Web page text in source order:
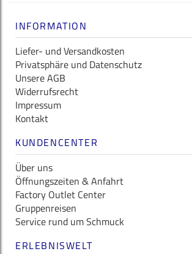
INFORMATION
Liefer- und Versandkosten
Privatsphäre und Datenschutz
Unsere AGB
Widerrufsrecht
Impressum
Kontakt
KUNDENCENTER
Über uns
Öffnungszeiten & Anfahrt
Factory Outlet Center
Gruppenreisen
Service rund um Schmuck
ERLEBNISWELT